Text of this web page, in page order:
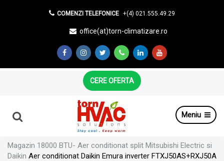
COMENZI TELEFONICE +(4) 021.555.49.29
office(at)torn-climatizare.ro
Meniu
CERE OFERTA
Magazin 18000 BTU- Aer conditionat split Mitsubishi Electric si
Daikin Aer conditionat Daikin Emura inverter FTXJ50AS+RXJ50A